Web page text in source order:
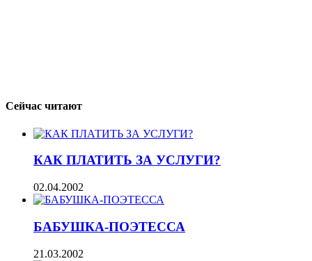
Сейчас читают
КАК ПЛАТИТЬ ЗА УСЛУГИ?
02.04.2002
БАБУШКА-ПОЭТЕССА
21.03.2002